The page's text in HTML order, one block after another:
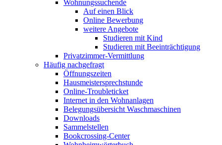
Wohnungssuchende
Auf einen Blick
Online Bewerbung
weitere Angebote
Studieren mit Kind
Studieren mit Beeinträchtigung
Privatzimmer-Vermittlung
Häufig nachgefragt
Öffnungszeiten
Hausmeistersprechstunde
Online-Troubleticket
Internet in den Wohnanlagen
Belegungsübersicht Waschmaschinen
Downloads
Sammelstellen
Bookcrossing-Center